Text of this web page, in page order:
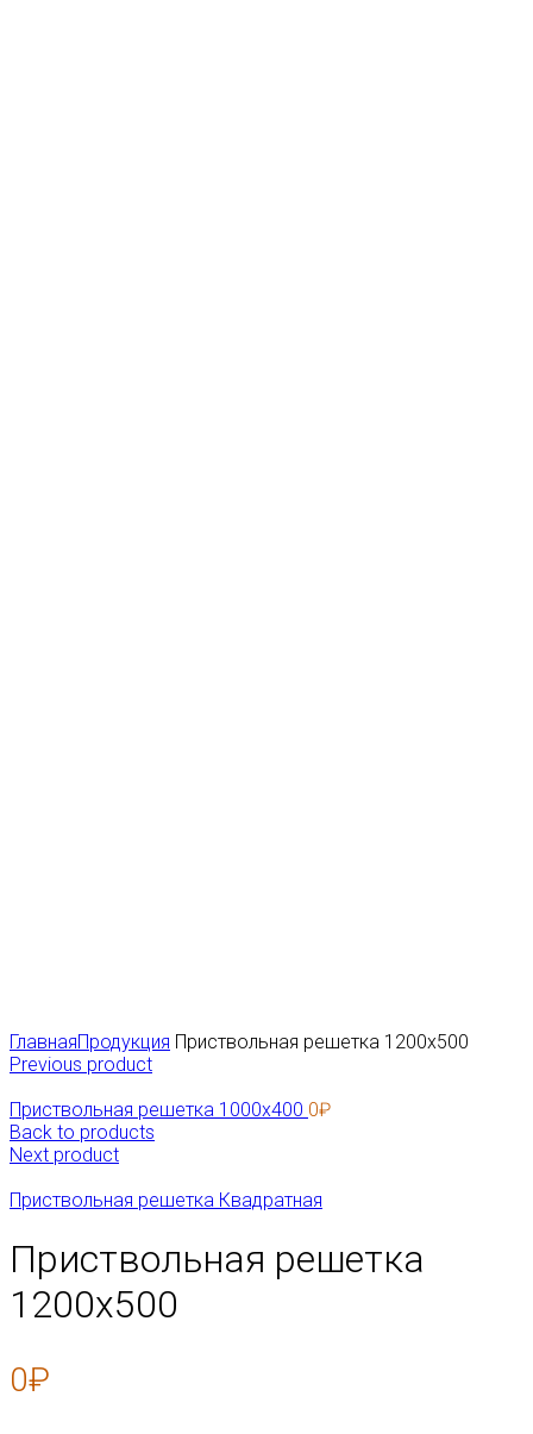
ГлавнаяПродукция Приствольная решетка 1200х500
Previous product
Приствольная решетка 1000х400 0₽
Back to products
Next product
Приствольная решетка Квадратная
Приствольная решетка
1200х500
0₽